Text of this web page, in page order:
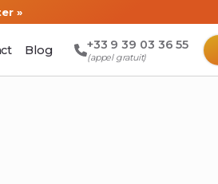
»
Blog +33 9 39 03 36 55
(appel gratuit)